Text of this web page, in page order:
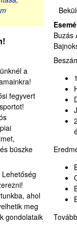
Buzás
a
fegyvert
büszke
ahol
meg
gondolataik